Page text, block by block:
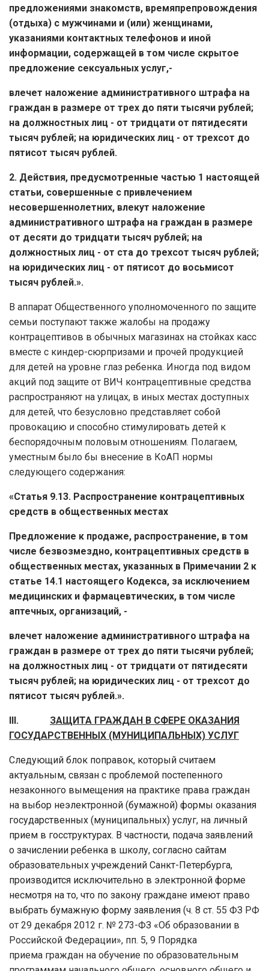
предложениями знакомств, времяпрепровождения
(отдыха) с мужчинами и (или) женщинами,
указаниями контактных телефонов и иной
информации, содержащей в том числе скрытое
предложение сексуальных услуг,-
влечет наложение административного штрафа на
граждан в размере от трех до пяти тысячи рублей;
на должностных лиц - от тридцати от пятидесяти
тысяч рублей; на юридических лиц - от трехсот до
пятисот тысяч рублей.
2. Действия, предусмотренные частью 1 настоящей
статьи, совершенные с привлечением
несовершеннолетних, влекут наложение
административного штрафа на граждан в размере
от десяти до тридцати тысяч рублей; на
должностных лиц - от ста до трехсот тысяч рублей;
на юридических лиц - от пятисот до восьмисот
тысяч рублей.».
В аппарат Общественного уполномоченного по защите
семьи поступают также жалобы на продажу
контрацептивов в обычных магазинах на стойках касс
вместе с киндер-сюрпризами и прочей продукцией
для детей на уровне глаз ребенка. Иногда под видом
акций под защите от ВИЧ контрацептивные средства
распространяют на улицах, в иных местах доступных
для детей, что безусловно представляет собой
провокацию и способно стимулировать детей к
беспорядочным половым отношениям. Полагаем,
уместным было бы внесение в КоАП нормы
следующего содержания:
«Статья 9.13. Распространение контрацептивных
средств в общественных местах
Предложение к продаже, распространение, в том
числе безвозмездно, контрацептивных средств в
общественных местах, указанных в Примечании 2 к
статье 14.1 настоящего Кодекса, за исключением
медицинских и фармацевтических, в том числе
аптечных, организаций, -
влечет наложение административного штрафа на
граждан в размере от трех до пяти тысячи рублей;
на должностных лиц - от тридцати от пятидесяти
тысяч рублей; на юридических лиц - от трехсот до
пятисот тысяч рублей.».
III. ЗАЩИТА ГРАЖДАН В СФЕРЕ ОКАЗАНИЯ
ГОСУДАРСТВЕННЫХ (МУНИЦИПАЛЬНЫХ) УСЛУГ
Следующий блок поправок, который считаем
актуальным, связан с проблемой постепенного
незаконного вымещения на практике права граждан
на выбор неэлектронной (бумажной) формы оказания
государственных (муниципальных) услуг, на личный
прием в госструктурах. В частности, подача заявлений
о зачислении ребенка в школу, согласно сайтам
образовательных учреждений Санкт-Петербурга,
производится исключительно в электронной форме
несмотря на то, что по закону граждане имеют право
выбрать бумажную форму заявления (ч. 8 ст. 55 ФЗ РФ
от 29 декабря 2012 г. № 273-ФЗ «Об образовании в
Российской Федерации», пп. 5, 9 Порядка
приема граждан на обучение по образовательным